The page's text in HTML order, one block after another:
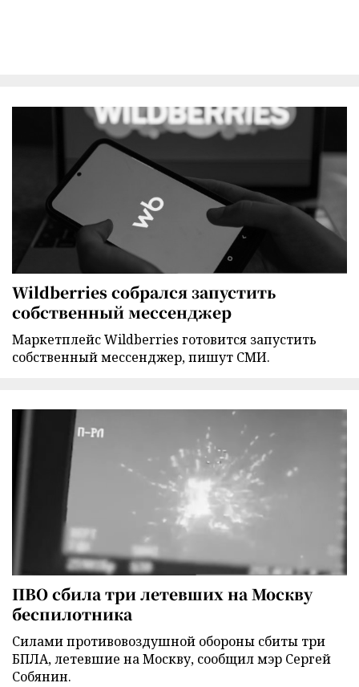
Wildberries собрался запустить
собственный мессенджер
Маркетплейс Wildberries готовится запустить
собственный мессенджер, пишут СМИ.
ПВО сбила три летевших на Москву
беспилотника
Силами противовоздушной обороны сбиты три
БПЛА, летевшие на Москву, сообщил мэр Сергей
Собянин.